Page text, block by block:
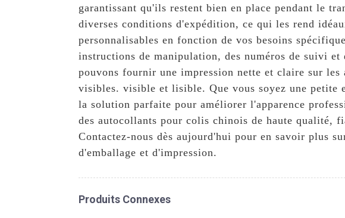
garantissant qu'ils restent bien en place pendant le
diverses conditions d'expédition, ce qui les rend
personnalisables en fonction de vos besoins
instructions de manipulation, des numéros de suivi et
pouvons fournir une impression nette et claire sur
visibles. visible et lisible. Que vous soyez une petite
la solution parfaite pour améliorer l'apparence
des autocollants pour colis chinois de haute qualité,
Contactez-nous dès aujourd'hui pour en savoir plus
d'emballage et d'impression.
Produits Connexes